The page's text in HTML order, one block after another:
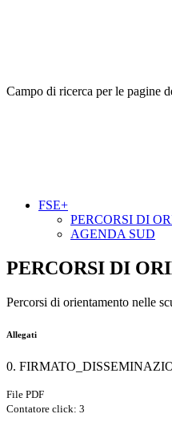
Campo di ricerca per le pagine
FSE+
PERCORSI DI
AGENDA SUD
PERCORSI DI
Percorsi di orientamento nelle
Allegati
0.
File PDF
Contatore click: 3